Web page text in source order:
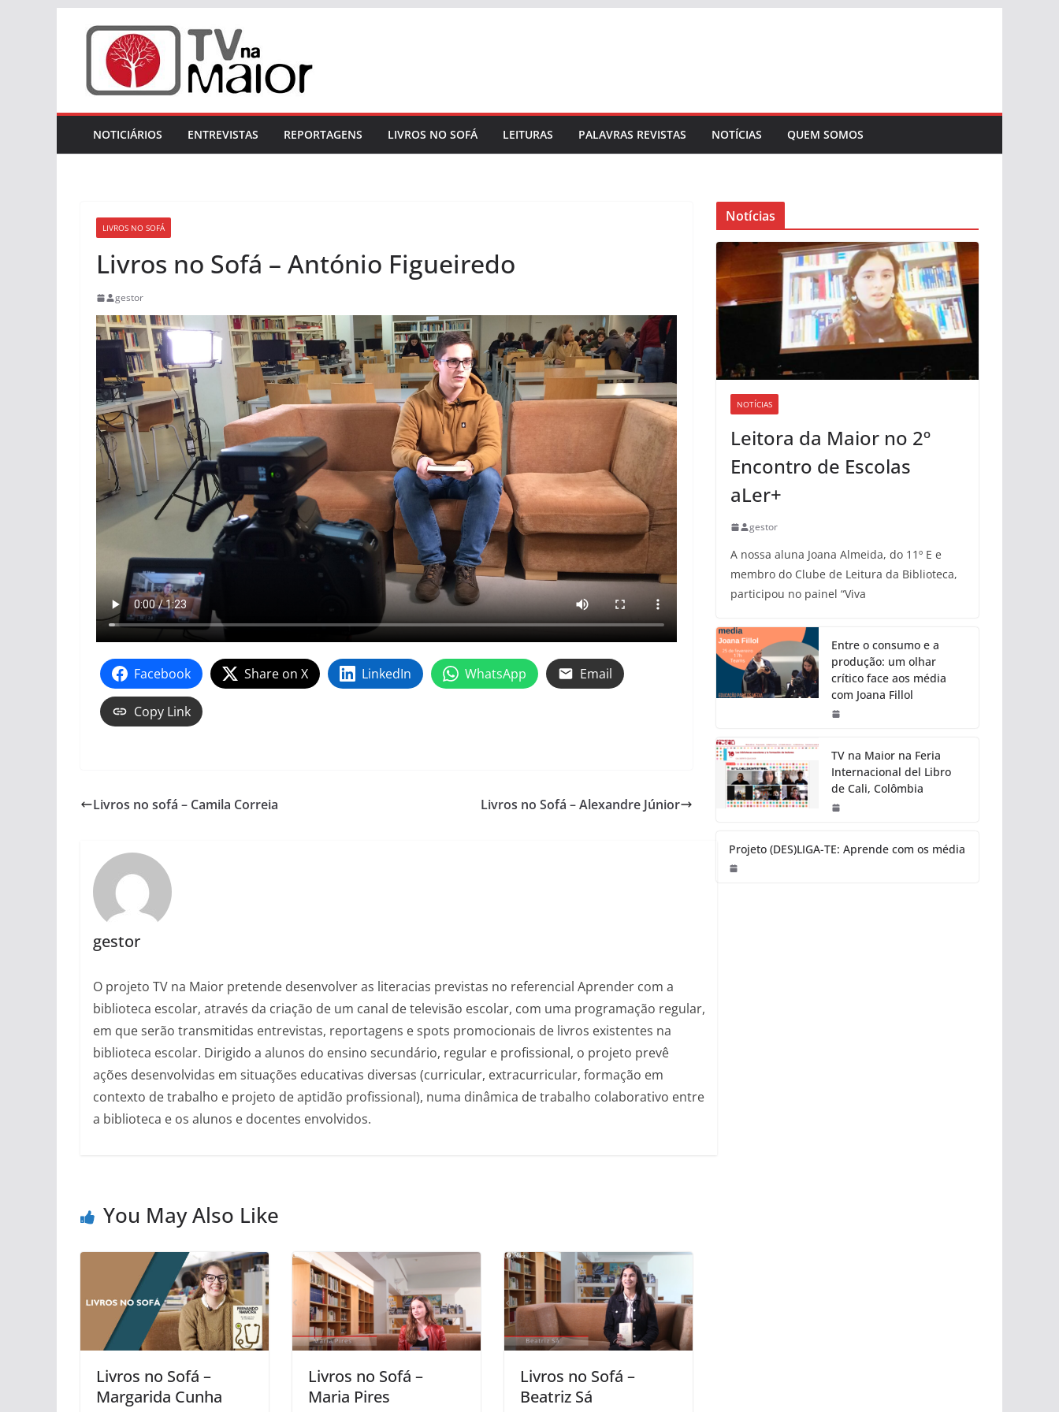
NOTICIÁRIOS ENTREVISTAS REPORTAGENS LIVROS NO SOFÁ LEITURAS PALAVRAS REVISTAS NOTÍCIAS QUEM SOMOS
LIVROS NO SOFÁ
Livros no Sofá – António Figueiredo
gestor
Facebook Share on X LinkedIn WhatsApp Email
Copy Link
Livros no sofá – Camila Correia Livros no Sofá – Alexandre Júnior
gestor
O projeto TV na Maior pretende desenvolver as literacias previstas no referencial Aprender com a
biblioteca escolar, através da criação de um canal de televisão escolar, com uma programação regular,
em que serão transmitidas entrevistas, reportagens e spots promocionais de livros existentes na
biblioteca escolar. Dirigido a alunos do ensino secundário, regular e profissional, o projeto prevê
ações desenvolvidas em situações educativas diversas (curricular, extracurricular, formação em
contexto de trabalho e projeto de aptidão profissional), numa dinâmica de trabalho colaborativo entre
a biblioteca e os alunos e docentes envolvidos.
You May Also Like
Livros no Sofá –
Margarida Cunha
Livros no Sofá –
Maria Pires
Livros no Sofá –
Beatriz Sá
Notícias
NOTÍCIAS
Leitora da Maior no 2º
Encontro de Escolas
aLer+
gestor
A nossa aluna Joana Almeida, do 11º E e
membro do Clube de Leitura da Biblioteca,
participou no painel “Viva
Entre o consumo e a
produção: um olhar
crítico face aos média
com Joana Fillol
TV na Maior na Feria
Internacional del Libro
de Cali, Colômbia
Projeto (DES)LIGA-TE: Aprende com os média